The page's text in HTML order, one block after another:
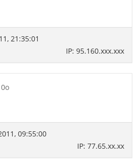
21:35:01
IP: 95.160.xxx.xxx
09:55:00
IP: 77.65.xx.xx